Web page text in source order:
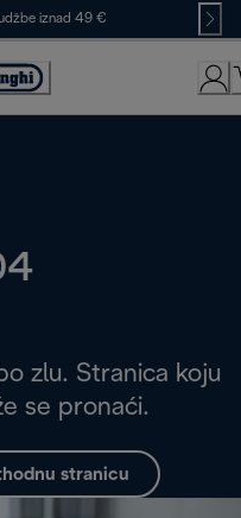
iznad 49 €
zlu. Stranica koju
se pronaći.
stranicu